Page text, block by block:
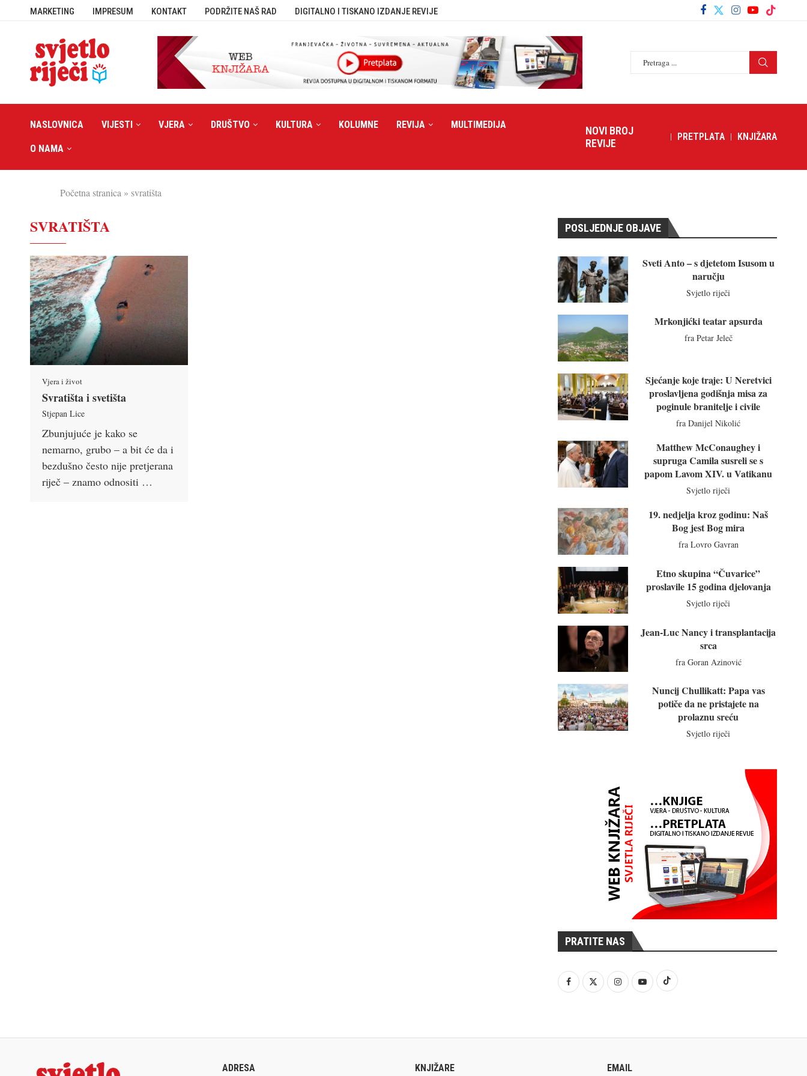
MARKETING IMPRESUM KONTAKT PODRŽITE NAŠ RAD DIGITALNO I TISKANO IZDANJE REVIJE
NASLOVNICA VIJESTI VJERA DRUŠTVO KULTURA KOLUMNE REVIJA MULTIMEDIJA
O NAMA
NOVI BROJ
REVIJE
PRETPLATA KNJIŽARA
Početna stranica » svratišta
SVRATIŠTA
Vjera i život
Svratišta i svetišta
Stjepan Lice
Zbunjujuće je kako se
nemarno, grubo – a bit će da i
bezdušno često nije pretjerana
riječ – znamo odnositi …
POSLJEDNJE OBJAVE
Sveti Anto – s djetetom Isusom u
naručju
Svjetlo riječi
Mrkonjićki teatar apsurda
fra Petar Jeleč
Sjećanje koje traje: U Neretvici
proslavljena godišnja misa za
poginule branitelje i civile
fra Danijel Nikolić
Matthew McConaughey i
supruga Camila susreli se s
papom Lavom XIV. u Vatikanu
Svjetlo riječi
19. nedjelja kroz godinu: Naš
Bog jest Bog mira
fra Lovro Gavran
Etno skupina “Čuvarice”
proslavile 15 godina djelovanja
Svjetlo riječi
Jean-Luc Nancy i transplantacija
srca
fra Goran Azinović
Nuncij Chullikatt: Papa vas
potiče da ne pristajete na
prolaznu sreću
Svjetlo riječi
PRATITE NAS
ADRESA KNJIŽARE EMAIL